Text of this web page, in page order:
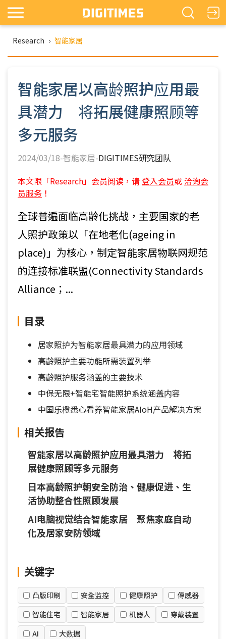
Research › 智能家居
智能家居以高龄照护应用最
具潜力 将拓展健康照顾等
多元服务
2024/03/18-智能家居-DIGITIMES研究团队
本文限「Research」会员阅读，请登入会员或 洽询会
员服务 ！
全球普遍面临高龄化挑战，主要国家的老
人照护政策以「在地老化(ageing in
place)」为核心，制定智能家居物联网规范
的连接标准联盟(Connectivity Standards
Alliance；...
目录
居家照护为智能家居最具潜力的应用领域
高龄照护主要功能所需装置列举
高龄照护服务涵盖的主要技术
中保无限+智能宅智能照护系统涵盖内容
中国乐橙悉心看养智能家居AIoH产品解决方案
相关报告
智能家居以高龄照护应用最具潜力 将拓
展健康照顾等多元服务
日本高龄照护朝安全防治、健康促进、生
活协助整合性照顾发展
AI电脑视觉结合智能家居 聚焦家庭自动
化及居家安防领域
关键字
凸版印刷 安全监控 健康照护
傳感器
智能住宅
智能家居 机器人
穿戴装置
AI
大数据